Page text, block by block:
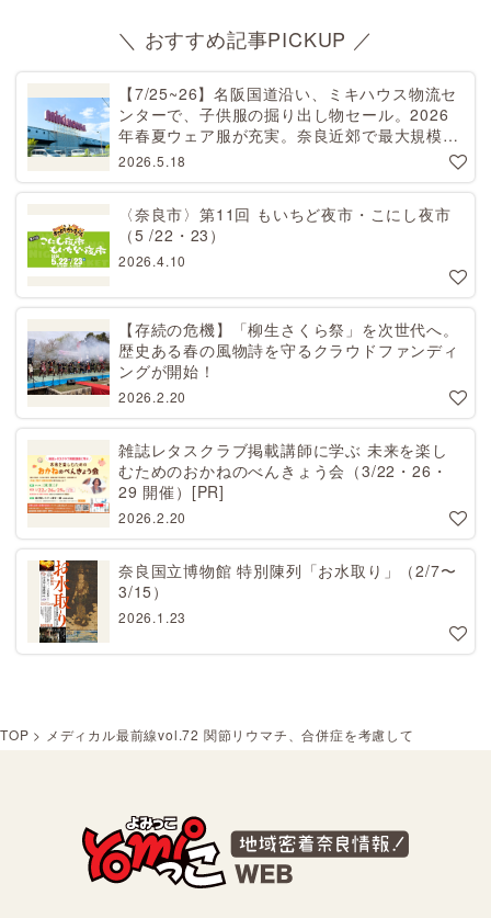
＼ おすすめ記事PICKUP ／
【7/25~26】名阪国道沿い、ミキハウス物流セ
ンターで、子供服の掘り出し物セール。2026
年春夏ウェア服が充実。奈良近郊で最大規模！
天理から27分[PR]
2026.5.18
〈奈良市〉第11回 もいちど夜市・こにし夜市
（5 /22・23）
2026.4.10
【存続の危機】「柳生さくら祭」を次世代へ。
歴史ある春の風物詩を守るクラウドファンディ
ングが開始！
2026.2.20
雑誌レタスクラブ掲載講師に学ぶ 未来を楽し
むためのおかねのべんきょう会（3/22・26・
29 開催）[PR]
2026.2.20
奈良国立博物館 特別陳列「お水取り」（2/7〜
3/15）
2026.1.23
TOP > メディカル最前線vol.72 関節リウマチ、合併症を考慮して